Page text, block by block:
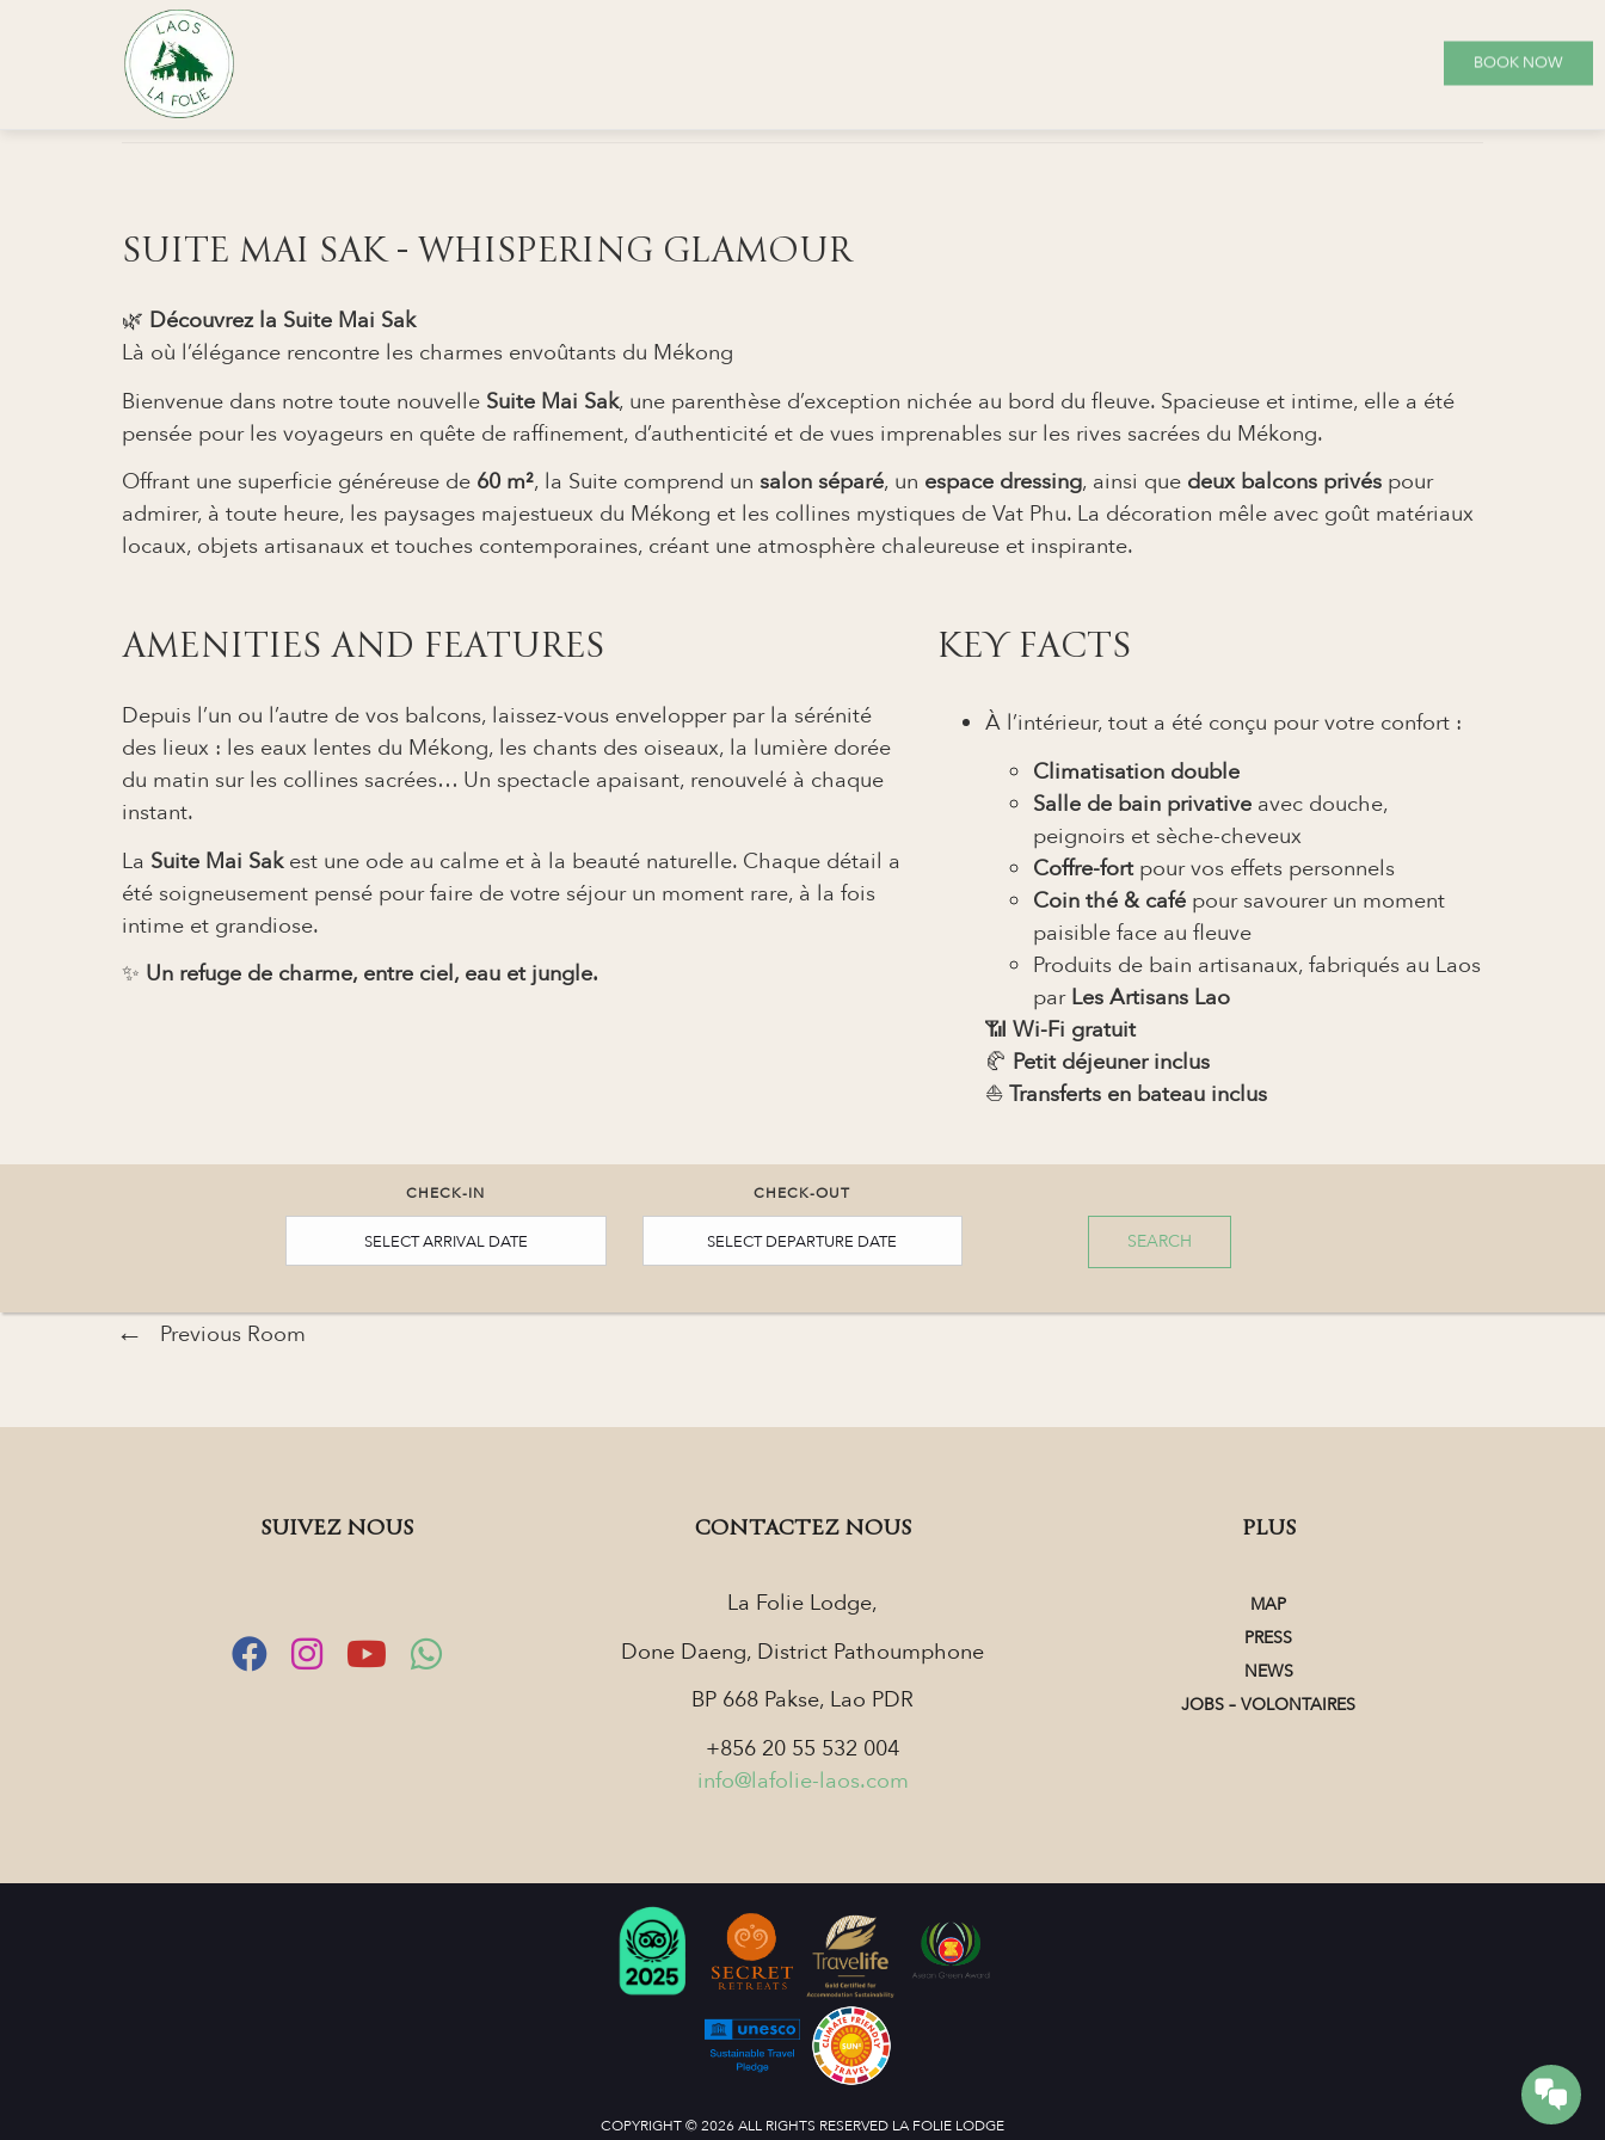
BOOK NOW
The Teak Suite Suite Mai Sak
SUITE MAI SAK - WHISPERING GLAMOUR
🌿 Découvrez la Suite Mai Sak
Là où l’élégance rencontre les charmes envoûtants du Mékong
Bienvenue dans notre toute nouvelle Suite Mai Sak, une parenthèse d’exception nichée au bord du fleuve. Spacieuse et intime, elle a été
pensée pour les voyageurs en quête de raffinement, d’authenticité et de vues imprenables sur les rives sacrées du Mékong.
Offrant une superficie généreuse de 60 m², la Suite comprend un salon séparé, un espace dressing, ainsi que deux balcons privés pour
admirer, à toute heure, les paysages majestueux du Mékong et les collines mystiques de Vat Phu. La décoration mêle avec goût matériaux
locaux, objets artisanaux et touches contemporaines, créant une atmosphère chaleureuse et inspirante.
AMENITIES AND FEATURES
Depuis l’un ou l’autre de vos balcons, laissez-vous envelopper par la sérénité
des lieux : les eaux lentes du Mékong, les chants des oiseaux, la lumière dorée
du matin sur les collines sacrées… Un spectacle apaisant, renouvelé à chaque
instant.
La Suite Mai Sakest une ode au calme et à la beauté naturelle. Chaque détail a
été soigneusement pensé pour faire de votre séjour un moment rare, à la fois
intime et grandiose.
✨ Un refuge de charme, entre ciel, eau et jungle.
KEY FACTS
À l’intérieur, tout a été conçu pour votre confort :
Climatisation double
Salle de bain privativeavec douche,
peignoirs et sèche-cheveux
Coffre-fortpour vos effets personnels
Coin thé & cafépour savourer un moment
paisible face au fleuve
Produits de bain artisanaux, fabriqués au Laos
par Les Artisans Lao
📶 Wi-Fi gratuit
🥐 Petit déjeuner inclus
⛵ Transferts en bateau inclus
CHECK-IN CHECK-OUT
SEARCH
Previous Room
SUIVEZ NOUS CONTACTEZ NOUS
La Folie Lodge,
Done Daeng, District Pathoumphone
BP 668 Pakse, Lao PDR
+856 20 55 532 004
info@lafolie-laos.com
PLUS
MAP
PRESS
NEWS
JOBS – VOLONTAIRES
COPYRIGHT © 2026 ALL RIGHTS RESERVED LA FOLIE LODGE